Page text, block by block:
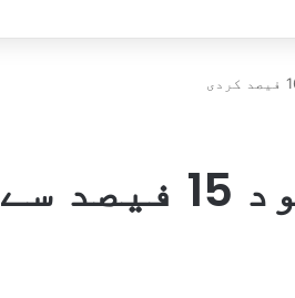
اسٹیٹ بینک نے شرح سود 15 فیصد سے